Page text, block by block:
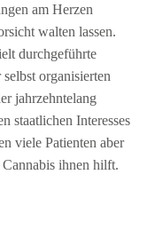
am Herzen
walten lassen.
durchgeführte
organisierten
jahrzehntelang
staatlichen Interesses
viele Patienten aber
ihnen hilft.